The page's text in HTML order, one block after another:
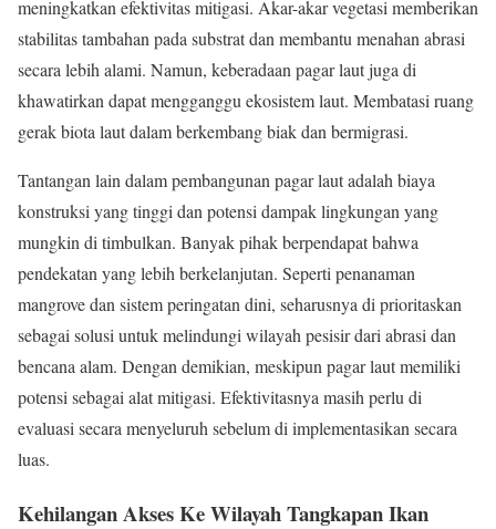
meningkatkan efektivitas mitigasi. Akar-akar vegetasi memberikan
stabilitas tambahan pada substrat dan membantu menahan abrasi
secara lebih alami. Namun, keberadaan pagar laut juga di
khawatirkan dapat mengganggu ekosistem laut. Membatasi ruang
gerak biota laut dalam berkembang biak dan bermigrasi.
Tantangan lain dalam pembangunan pagar laut adalah biaya
konstruksi yang tinggi dan potensi dampak lingkungan yang
mungkin di timbulkan. Banyak pihak berpendapat bahwa
pendekatan yang lebih berkelanjutan. Seperti penanaman
mangrove dan sistem peringatan dini, seharusnya di prioritaskan
sebagai solusi untuk melindungi wilayah pesisir dari abrasi dan
bencana alam. Dengan demikian, meskipun pagar laut memiliki
potensi sebagai alat mitigasi. Efektivitasnya masih perlu di
evaluasi secara menyeluruh sebelum di implementasikan secara
luas.
Kehilangan Akses Ke Wilayah Tangkapan Ikan